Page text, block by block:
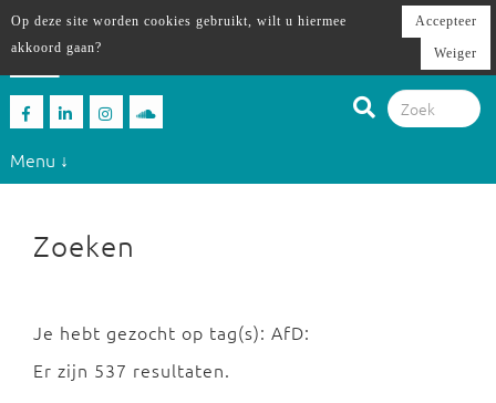
Menu ↓
Zoeken
Je hebt gezocht op tag(s): AfD:
Er zijn 537 resultaten.
Op deze site worden cookies gebruikt, wilt u hiermee
akkoord gaan?
Accepteer
Weiger